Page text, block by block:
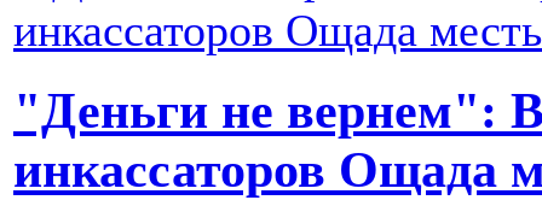
"Деньги не вернем":
инкассаторов Ощада